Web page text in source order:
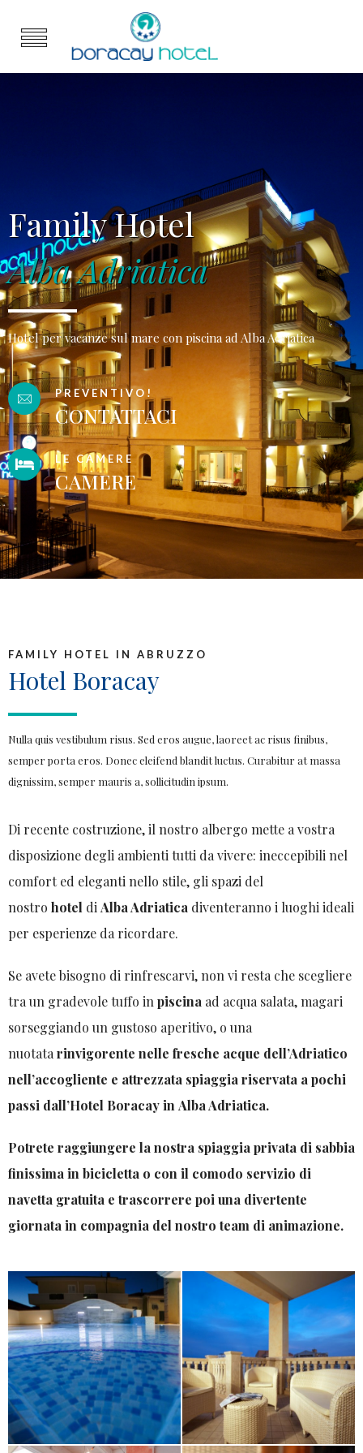
Family Hotel
Alba Adriatica
Hotel per vacanze sul mare con piscina ad Alba Adriatica
PREVENTIVO!
CONTATTACI
LE CAMERE
CAMERE
FAMILY HOTEL IN ABRUZZO
Hotel Boracay
Nulla quis vestibulum risus. Sed eros augue, laoreet ac risus finibus,
semper porta eros. Donec eleifend blandit luctus. Curabitur at massa
dignissim, semper mauris a, sollicitudin ipsum.
Di recente costruzione, il nostro albergo mette a vostra
disposizione degli ambienti tutti da vivere: ineccepibili nel
comfort ed eleganti nello stile, gli spazi del
nostro hotel di Alba Adriatica diventeranno i luoghi ideali
per esperienze da ricordare.
Se avete bisogno di rinfrescarvi, non vi resta che scegliere
tra un gradevole tuffo in piscina ad acqua salata, magari
sorseggiando un gustoso aperitivo, o una
nuotata rinvigorente nelle fresche acque dell’Adriatico
nell’accogliente e attrezzata spiaggia riservata a pochi
passi dall’Hotel Boracay in Alba Adriatica.
Potrete raggiungere la nostra spiaggia privata di sabbia
finissima in bicicletta o con il comodo servizio di
navetta gratuita e trascorrere poi una divertente
giornata in compagnia del nostro team di animazione.